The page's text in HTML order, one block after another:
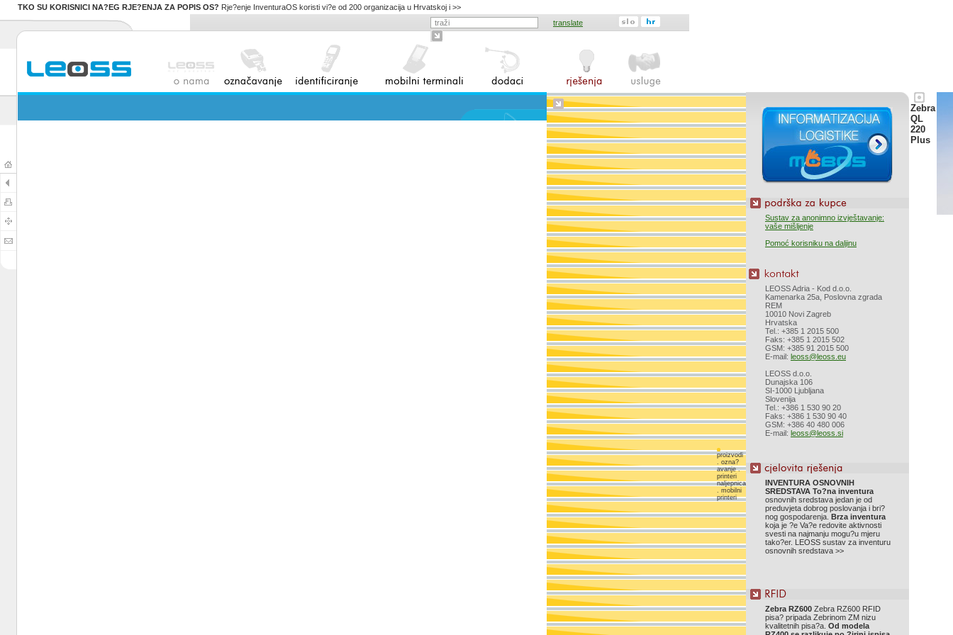
translate
TKO SU KORISNICI NA?EG RJE?ENJA ZA POPIS OS? Rje?enje InventuraOS koristi vi?e od 200 organizacija u Hrvatskoj i >>
proizvodi
. ozna?
avanje .
printeri
naljepnica
. mobilni
printeri
Sustav za anonimno izvještavanje:
vaše mišljenje
Pomoć korisniku na daljinu
LEOSS Adria - Kod d.o.o.
Kamenarka 25a, Poslovna zgrada
REM
10010 Novi Zagreb
Hrvatska
Tel.: +385 1 2015 500
Faks: +385 1 2015 502
GSM: +385 91 2015 500
E-mail: leoss@leoss.eu
LEOSS d.o.o.
Dunajska 106
SI-1000 Ljubljana
Slovenija
Tel.: +386 1 530 90 20
Faks: +386 1 530 90 40
GSM: +386 40 480 006
E-mail: leoss@leoss.si
INVENTURA OSNOVNIH
SREDSTAVA To?na inventura
osnovnih sredstava jedan je od
preduvjeta dobrog poslovanja i bri?
nog gospodarenja. Brza inventura
koja je ?e Va?e redovite aktivnosti
svesti na najmanju mogu?u mjeru
tako?er. LEOSS sustav za inventuru
osnovnih sredstava >>
Zebra RZ600 Zebra RZ600 RFID
pisa? pripada Zebrinom ZM nizu
kvalitetnih pisa?a. Od modela
Zebra
QL
220
Plus